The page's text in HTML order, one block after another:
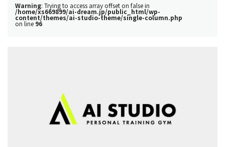
Warning: Trying to access array offset on false in
/home/xs669899/ai-dream.jp/public_html/wp-
content/themes/ai-studio-theme/single-column.php
on line 96